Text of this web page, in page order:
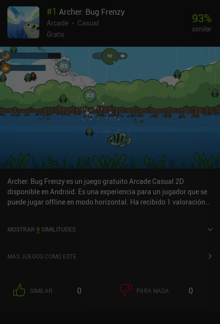
#1 Archer: Bug Frenzy
Arcade
Casual
Gratis
93%
similar
Archer: Bug Frenzy es un juego gratuito Arcade Casual 2D
disponible en Android. Es una experiencia para un jugador que se
puede jugar offline en modo horizontal. Ha recibido 1 valoración
MOSTRAR 9 SIMILITUDES
MÁS JUEGOS COMO ESTE
SIMILAR 0 PARA NADA 0